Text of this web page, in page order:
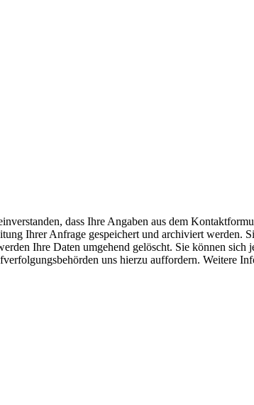
dass Ihre Angaben aus dem
Ihrer Anfrage gespeichert und archiviert werden.
Ihre Daten umgehend gelöscht. Sie können sich
uns hierzu auffordern. Weitere